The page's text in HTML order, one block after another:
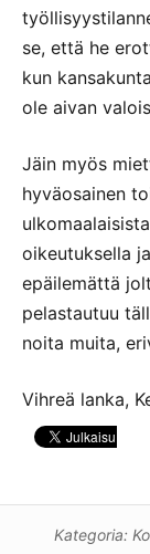
se, että he
kun
ole aivan
Jäin myös
hyväosainen
oikeutuksella
epäilemättä
pelastautuu
noita muita,
Vihreä lanka,
Kategoria: